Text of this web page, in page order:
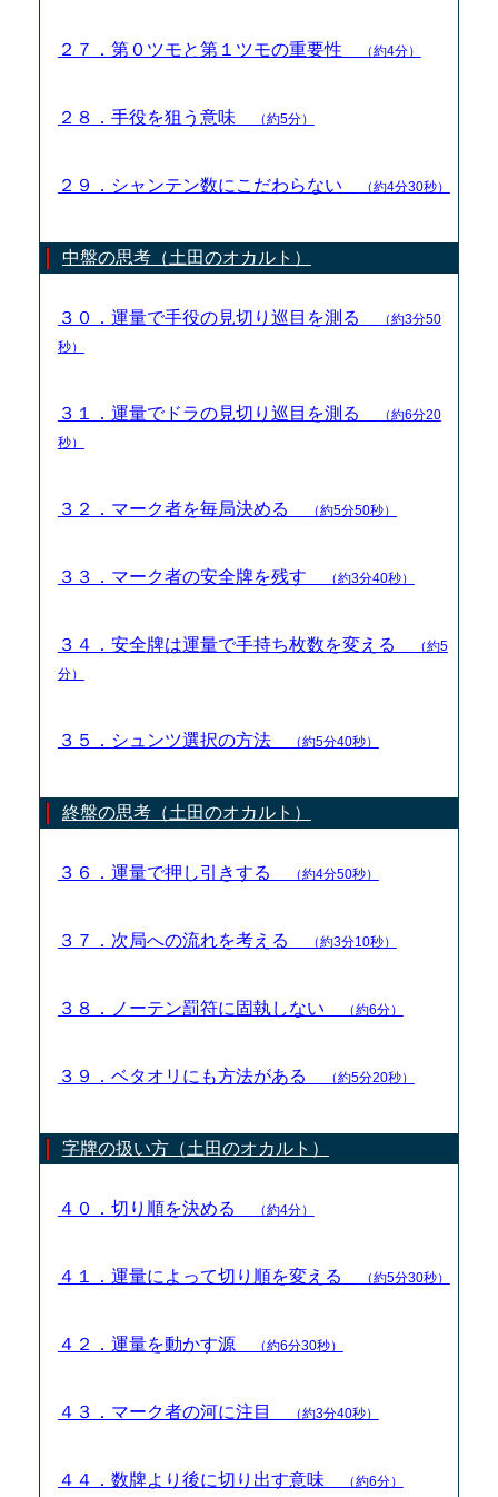
２７．第０ツモと第１ツモの重要性 （約4分）
２８．手役を狙う意味 （約5分）
２９．シャンテン数にこだわらない （約4分30秒）
中盤の思考（土田のオカルト）
３０．運量で手役の見切り巡目を測る
（約3分50
秒）
３１．運量でドラの見切り巡目を測る
（約6分20
秒）
３２．マーク者を毎局決める （約5分50秒）
３３．マーク者の安全牌を残す （約3分40秒）
３４．安全牌は運量で手持ち枚数を変える
（約5
分）
３５．シュンツ選択の方法 （約5分40秒）
終盤の思考（土田のオカルト）
３６．運量で押し引きする （約4分50秒）
３７．次局への流れを考える （約3分10秒）
３８．ノーテン罰符に固執しない （約6分）
３９．ベタオリにも方法がある （約5分20秒）
字牌の扱い方（土田のオカルト）
４０．切り順を決める （約4分）
４１．運量によって切り順を変える （約5分30秒）
４２．運量を動かす源 （約6分30秒）
４３．マーク者の河に注目 （約3分40秒）
４４．数牌より後に切り出す意味 （約6分）